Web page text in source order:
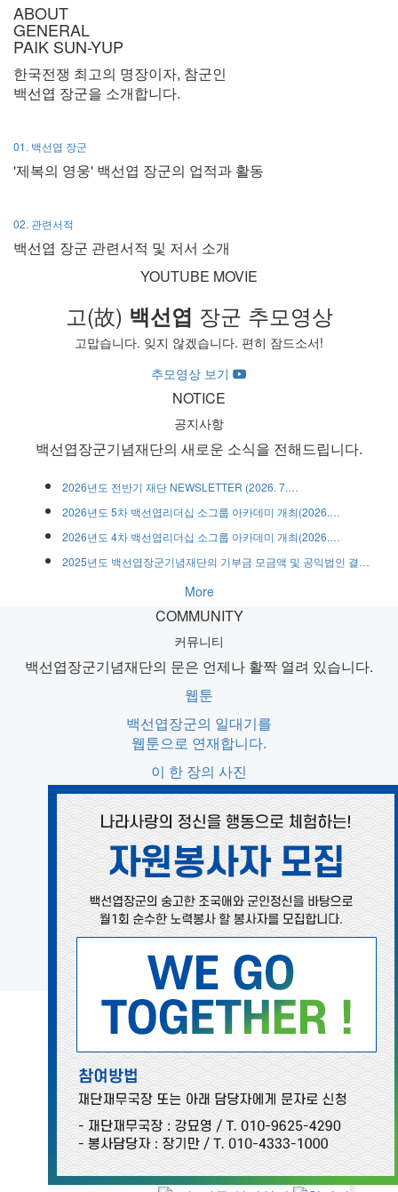
ABOUT
GENERAL
PAIK SUN-YUP
한국전쟁 최고의 명장이자, 참군인
백선엽 장군을 소개합니다.
01. 백선엽 장군
'제복의 영웅' 백선엽 장군의 업적과 활동
02. 관련서적
백선엽 장군 관련서적 및 저서 소개
YOUTUBE MOVIE
고(故) 백선엽 장군 추모영상
고맙습니다. 잊지 않겠습니다. 편히 잠드소서!
추모영상 보기
NOTICE
공지사항
백선엽장군기념재단의 새로운 소식을 전해드립니다.
2026년도 전반기 재단 NEWSLETTER (2026. 7.…
2026년도 5차 백선엽리더십 소그룹 아카데미 개최(2026.…
2026년도 4차 백선엽리더십 소그룹 아카데미 개최(2026.…
2025년도 백선엽장군기념재단의 기부금 모금액 및 공익법인 결…
More
COMMUNITY
커뮤니티
백선엽장군기념재단의 문은 언제나 활짝 열려 있습니다.
웹툰
백선엽장군의 일대기를
웹툰으로 연재합니다.
이 한 장의 사진
백선엽장군의 역사가 담긴
한 장의 사진을 소개합니다.
언론보도
언론에 보도된 재단의 소식을
한자리에 모았습니다.
자료실
백선엽장군기념재단 관련
다양한 정보를 담았습니다.
SUPPORT
백선엽장군기념재단 후원하기
백선엽장군기념재단의 이 되어 주십시오.
후원하기